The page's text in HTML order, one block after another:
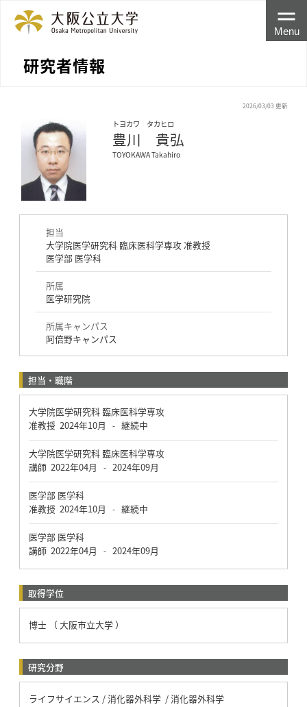
研究者情報
Menu
2026/03/03 更新
トヨカワ タカヒロ
豊川 貴弘
TOYOKAWA Takahiro
担当
大学院医学研究科 臨床医科学専攻 准教授
医学部 医学科
所属
医学研究院
所属キャンパス
阿倍野キャンパス
担当・職階
大学院医学研究科 臨床医科学専攻
准教授 2024年10月 - 継続中
大学院医学研究科 臨床医科学専攻
講師 2022年04月 - 2024年09月
医学部 医学科
准教授 2024年10月 - 継続中
医学部 医学科
講師 2022年04月 - 2024年09月
取得学位
博士 （ 大阪市立大学 ）
研究分野
ライフサイエンス / 消化器外科学 / 消化器外科学